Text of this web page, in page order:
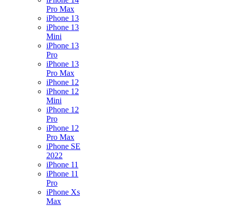
Pro Max
iPhone 13
iPhone 13
Mini
iPhone 13
Pro
iPhone 13
Pro Max
iPhone 12
iPhone 12
Mini
iPhone 12
Pro
iPhone 12
Pro Max
iPhone SE
2022
iPhone 11
iPhone 11
Pro
iPhone Xs
Max